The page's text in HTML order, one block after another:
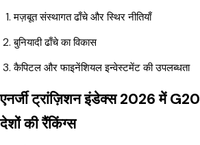
मज़बूत संस्थागत ढाँचे और स्थिर नीतियाँ
बुनियादी ढाँचे का विकास
कैपिटल और फाइनेंशियल इन्वेस्टमेंट की उपलब्धता
एनर्जी ट्रांज़िशन इंडेक्स 2026 में G20
देशों की रैंकिंग्स